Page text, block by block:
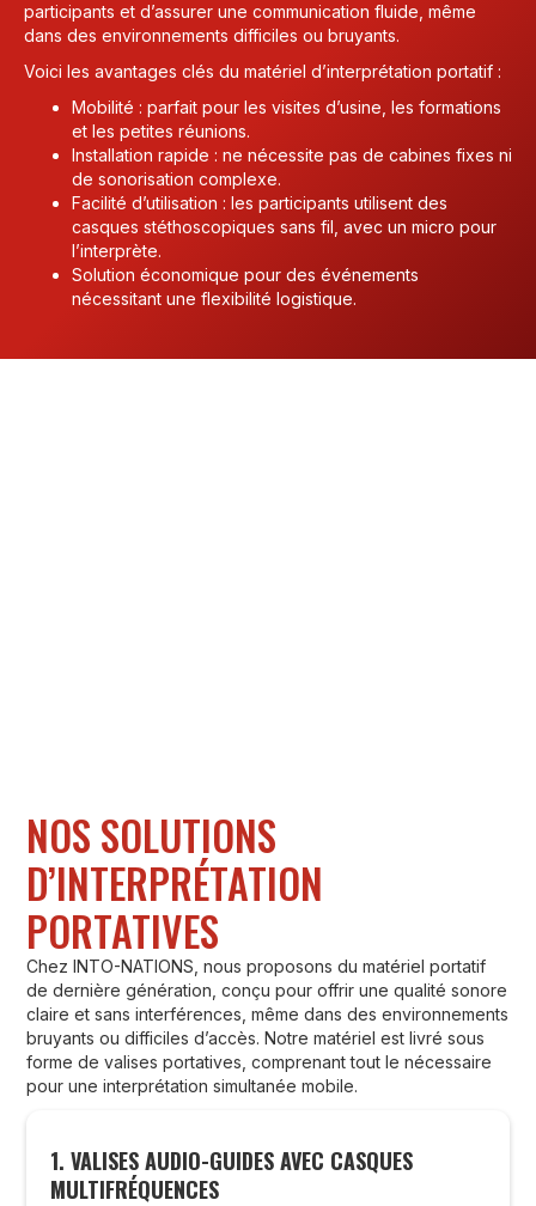
participants et d’assurer une communication fluide, même
dans des environnements difficiles ou bruyants.
Voici les avantages clés du matériel d’interprétation portatif :
Mobilité : parfait pour les visites d’usine, les formations
et les petites réunions.
Installation rapide : ne nécessite pas de cabines fixes ni
de sonorisation complexe.
Facilité d’utilisation : les participants utilisent des
casques stéthoscopiques sans fil, avec un micro pour
l’interprète.
Solution économique pour des événements
nécessitant une flexibilité logistique.
NOS SOLUTIONS
D’INTERPRÉTATION
PORTATIVES
Chez INTO-NATIONS, nous proposons du matériel portatif
de dernière génération, conçu pour offrir une qualité sonore
claire et sans interférences, même dans des environnements
bruyants ou difficiles d’accès. Notre matériel est livré sous
forme de valises portatives, comprenant tout le nécessaire
pour une interprétation simultanée mobile.
1. VALISES AUDIO-GUIDES AVEC CASQUES
MULTIFRÉQUENCES